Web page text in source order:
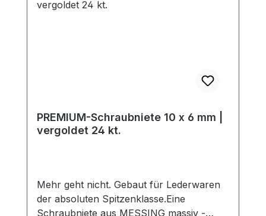
PREMIUM-Schraubniete 10 x 6 mm |
vergoldet 24 kt.
Mehr geht nicht. Gebaut für Lederwaren
der absoluten Spitzenklasse.Eine
Schraubniete aus MESSING massiv -